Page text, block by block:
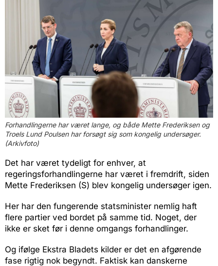
Forhandlingerne har været lange, og både Mette Frederiksen og
Troels Lund Poulsen har forsøgt sig som kongelig undersøger.
(Arkivfoto)
Det har været tydeligt for enhver, at
regeringsforhandlingerne har været i fremdrift, siden
Mette Frederiksen (S) blev kongelig undersøger igen.
Her har den fungerende statsminister nemlig haft
flere partier ved bordet på samme tid. Noget, der
ikke er sket før i denne omgangs forhandlinger.
Og ifølge Ekstra Bladets kilder er det en afgørende
fase rigtig nok begyndt. Faktisk kan danskerne